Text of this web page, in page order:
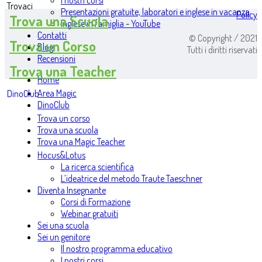
Presentazioni gratuite, laboratori e inglese in vacanza
Inglese in famiglia - YouTube
Contatti
Blog
Recensioni
Home
Area Magic
DinoClub
Trova un corso
Trova una scuola
Trova una Magic Teacher
Hocus&Lotus
La ricerca scientifica
L’ideatrice del metodo Traute Taeschner
Diventa Insegnante
Corsi di Formazione
Webinar gratuiti
Sei una scuola
Sei un genitore
Il nostro programma educativo
Trovaci
Trova una Scuola
Trova un Corso
Trova una Teacher
DinoClub
Policy
© Copyright / 2021
Tutti i diritti riservati